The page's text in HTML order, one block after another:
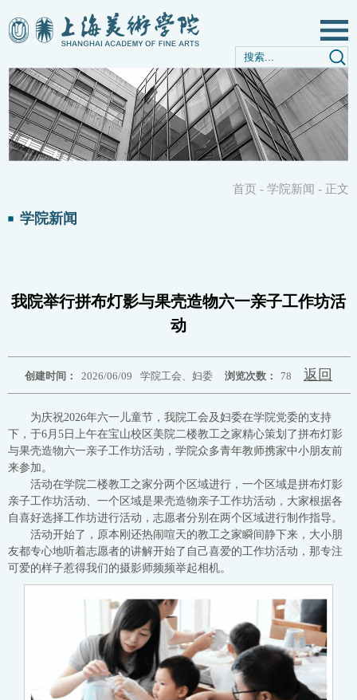
学院新闻
首页 - 学院新闻 - 正文
我院举行拼布灯影与果壳造物六一亲子工作坊活
动
创建时间： 2026/06/09 学院工会、妇委 浏览次数： 78 返回
为庆祝2026年六一儿童节，我院工会及妇委在学院党委的支持
下，于6月5日上午在宝山校区美院二楼教工之家精心策划了拼布灯影
与果壳造物六一亲子工作坊活动，学院众多青年教师携家中小朋友前
来参加。
活动在学院二楼教工之家分两个区域进行，一个区域是拼布灯影
亲子工作坊活动、一个区域是果壳造物亲子工作坊活动，大家根据各
自喜好选择工作坊进行活动，志愿者分别在两个区域进行制作指导。
活动开始了，原本刚还热闹喧天的教工之家瞬间静下来，大小朋
友都专心地听着志愿者的讲解开始了自己喜爱的工作坊活动，那专注
可爱的样子惹得我们的摄影师频频举起相机。